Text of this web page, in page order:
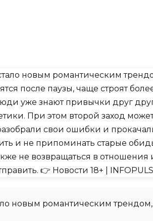
новым романтическим трендом,